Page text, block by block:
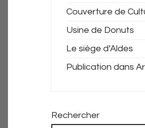
Couverture de
Usine de Donuts
Le siège d’Aldes
Publication dans
Rechercher